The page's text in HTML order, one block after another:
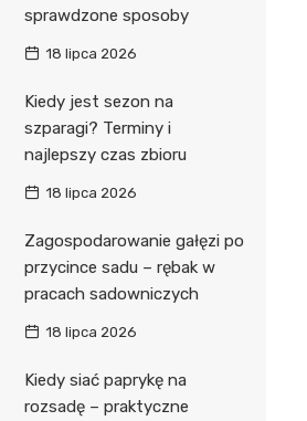
sprawdzone sposoby
18 lipca 2026
Kiedy jest sezon na
szparagi? Terminy i
najlepszy czas zbioru
18 lipca 2026
Zagospodarowanie gałęzi po
przycince sadu – rębak w
pracach sadowniczych
18 lipca 2026
Kiedy siać paprykę na
rozsadę – praktyczne